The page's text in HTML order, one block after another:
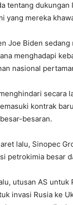
tentang dukungan
yang mereka
Joe Biden
menghadapi
nasional
secara
kontrak
besaran.
lalu, Sinopec
petrokimia besar
utusan AS untuk
invasi Rusia ke